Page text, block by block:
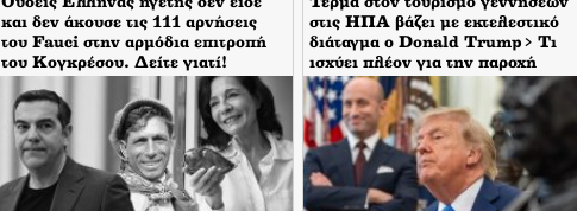
και δεν άκουσε τις 111 αρνήσεις
του Fauci στην αρμόδια επιτροπή
του Κογκρέσου. Δείτε γιατί!
στις ΗΠΑ βάζει με εκτελεστικό
διάταγμα ο Donald Trump> Τι
ισχύει πλέον για την παροχή
υπηκοότητας